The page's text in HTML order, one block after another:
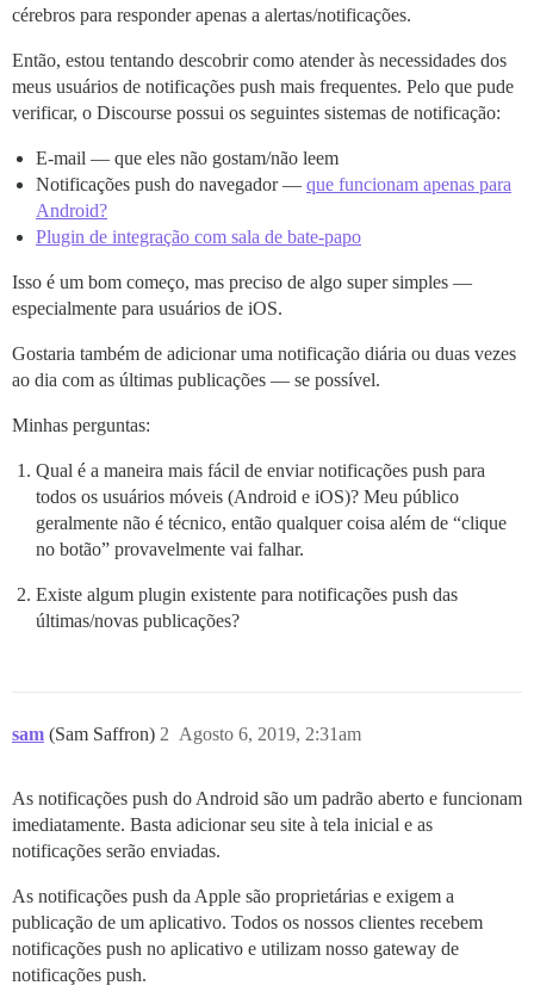
cérebros para responder apenas a alertas/notificações.
Então, estou tentando descobrir como atender às necessidades dos
meus usuários de notificações push mais frequentes. Pelo que pude
verificar, o Discourse possui os seguintes sistemas de notificação:
E-mail — que eles não gostam/não leem
Notificações push do navegador — que funcionam apenas para
Android?
Plugin de integração com sala de bate-papo
Isso é um bom começo, mas preciso de algo super simples —
especialmente para usuários de iOS.
Gostaria também de adicionar uma notificação diária ou duas vezes
ao dia com as últimas publicações — se possível.
Minhas perguntas:
Qual é a maneira mais fácil de enviar notificações push para
todos os usuários móveis (Android e iOS)? Meu público
geralmente não é técnico, então qualquer coisa além de “clique
no botão” provavelmente vai falhar.
Existe algum plugin existente para notificações push das
últimas/novas publicações?
sam (Sam Saffron) Agosto 6, 2019, 2:31am
2
As notificações push do Android são um padrão aberto e funcionam
imediatamente. Basta adicionar seu site à tela inicial e as
notificações serão enviadas.
As notificações push da Apple são proprietárias e exigem a
publicação de um aplicativo. Todos os nossos clientes recebem
notificações push no aplicativo e utilizam nosso gateway de
notificações push.